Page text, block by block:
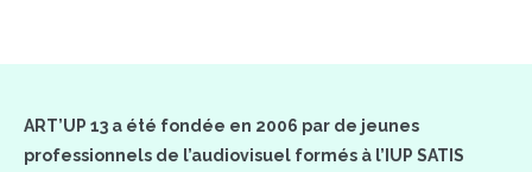
ART’UP 13 a été fondée en 2006 par de jeunes
professionnels de l’audiovisuel formés à l’IUP SATIS